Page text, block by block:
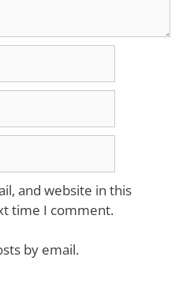
and website in this
time I comment.
by email.